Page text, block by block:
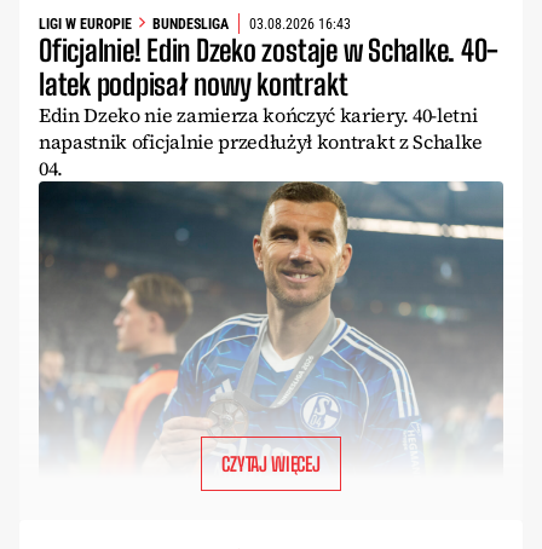
LIGI W EUROPIE BUNDESLIGA 03.08.2026 16:43
Oficjalnie! Edin Dzeko zostaje w Schalke. 40-
latek podpisał nowy kontrakt
Edin Dzeko nie zamierza kończyć kariery. 40-letni
napastnik oficjalnie przedłużył kontrakt z Schalke
04.
CZYTAJ WIĘCEJ